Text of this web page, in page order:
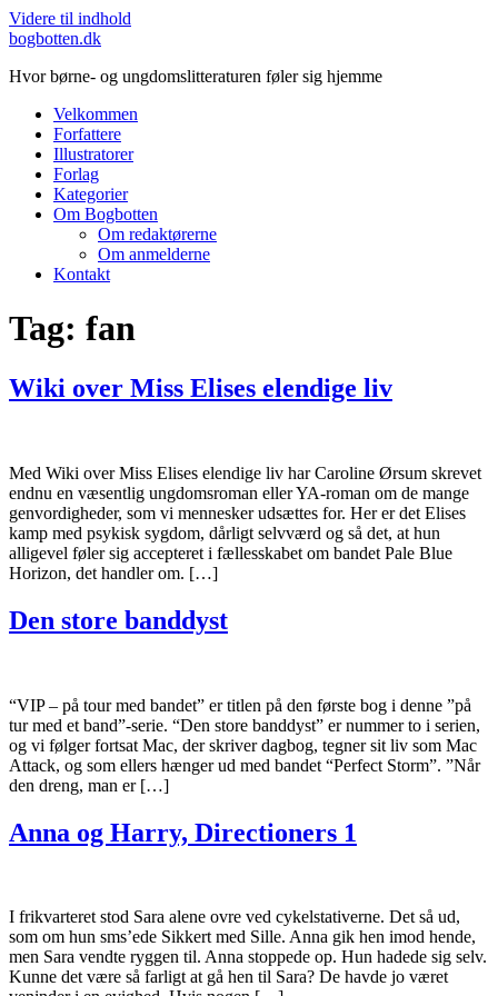
Videre til indhold
bogbotten.dk
Hvor børne- og ungdomslitteraturen føler sig hjemme
Velkommen
Forfattere
Illustratorer
Forlag
Kategorier
Om Bogbotten
Om redaktørerne
Om anmelderne
Kontakt
Tag: fan
Wiki over Miss Elises elendige liv
Med Wiki over Miss Elises elendige liv har Caroline Ørsum skrevet
endnu en væsentlig ungdomsroman eller YA-roman om de mange
genvordigheder, som vi mennesker udsættes for. Her er det Elises
kamp med psykisk sygdom, dårligt selvværd og så det, at hun
alligevel føler sig accepteret i fællesskabet om bandet Pale Blue
Horizon, det handler om. […]
Den store banddyst
“VIP – på tour med bandet” er titlen på den første bog i denne ”på
tur med et band”-serie. “Den store banddyst” er nummer to i serien,
og vi følger fortsat Mac, der skriver dagbog, tegner sit liv som Mac
Attack, og som ellers hænger ud med bandet “Perfect Storm”. ”Når
den dreng, man er […]
Anna og Harry, Directioners 1
I frikvarteret stod Sara alene ovre ved cykelstativerne. Det så ud,
som om hun sms’ede Sikkert med Sille. Anna gik hen imod hende,
men Sara vendte ryggen til. Anna stoppede op. Hun hadede sig selv.
Kunne det være så farligt at gå hen til Sara? De havde jo været